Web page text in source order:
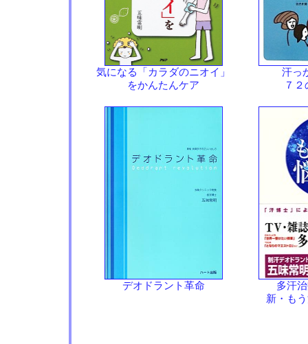
気になる「カラダのニオイ」
をかんたんケア
汗っ
７
デオドラント革命
多汗
新・も